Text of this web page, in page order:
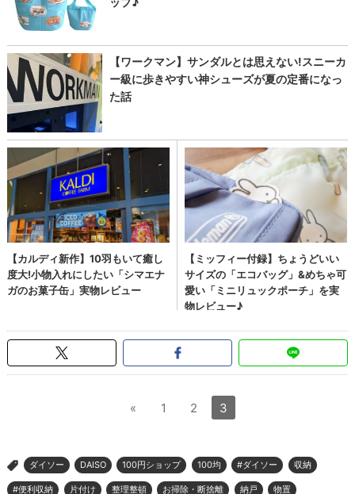
« 1 2 3
> ダイソー DAISO 100円ショップ 100均 #ダイソー 収納
#便利収納 片付け 整理整頓 お掃除・断捨離 納戸 物置